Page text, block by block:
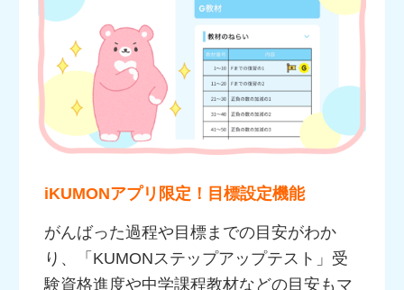
iKUMONアプリ限定！目標設定機能
がんばった過程や目標までの目安がわか
り、「KUMONステップアップテスト」受
験資格進度や中学課程教材などの目安もマ